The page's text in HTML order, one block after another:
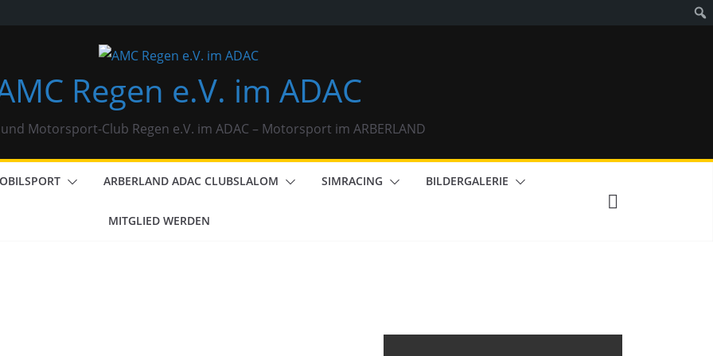
Regen e.V. im ADAC
Motorsport-Club Regen e.V. im ADAC – Motorsport im ARBERLAND
ARBERLAND ADAC CLUBSLALOM SIMRACING BILDERGALERIE
MITGLIED WERDEN